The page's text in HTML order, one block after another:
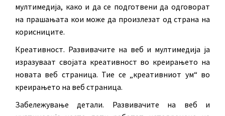
мултимедија, како и да се подготвени да одговорат
на прашањата кои може да произлезат од страна на
корисниците.
Креативност. Развивачите на веб и мултимедија ја
изразуваат својата креативност во креирањето на
новата веб страница. Тие се „креативниот ум“ во
креирањето на веб страница.
Забележување детали. Развивачите на веб и